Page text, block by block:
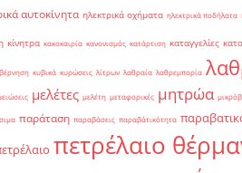
αυτοκίνητα ηλεκτρικά οχήματα ηλεκτρικά ποδήλατα
κίνητρα κακοκαιρία κανονισμός κατάρτιση καταγγελίες
κυβικά κυρώσεις λίτρων λαθραία λαθρεμπορία
μελέτες μελέτη μεταφορικές μητρώα
παράταση παραβάσεις παραβάτικότητα
πετρέλαιο